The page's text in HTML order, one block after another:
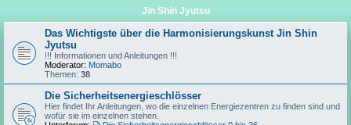
Jin Shin Jyutsu
Das Wichtigste über die Harmonisierungskunst Jin Shin
Jyutsu
!!! Informationen und Anleitungen !!!
Moderator: Momabo
Themen: 38
Die Sicherheitsenergieschlösser
Hier findet Ihr Anleitungen, wo die einzelnen Energiezentren zu finden sind und
wofür sie im einzelnen stehen.